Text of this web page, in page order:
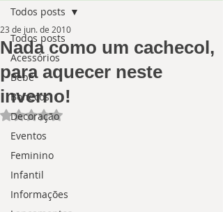
Todos posts
Acessórios
Bebê
Bonecos
Decoração
Eventos
Feminino
Infantil
Informações
Todos posts
Nada como um cachecol,
para aquecer neste
inverno!
23 de jun. de 2010
Avaliado com NaN de 5 estrelas.